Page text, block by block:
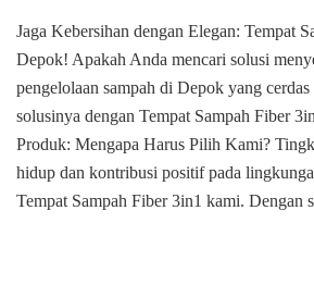
Jaga Kebersihan dengan Elegan: Tempat
Depok! Apakah Anda mencari solusi
pengelolaan sampah di Depok yang cerdas
solusinya dengan Tempat Sampah Fiber
Produk: Mengapa Harus Pilih Kami?
hidup dan kontribusi positif pada
Tempat Sampah Fiber 3in1 kami. Dengan